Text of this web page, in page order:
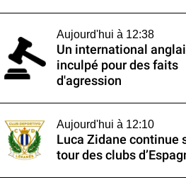
Aujourd'hui à 12:38
Un international
inculpé pour des faits
d'agression
Aujourd'hui à 12:10
Luca Zidane continue
tour des clubs